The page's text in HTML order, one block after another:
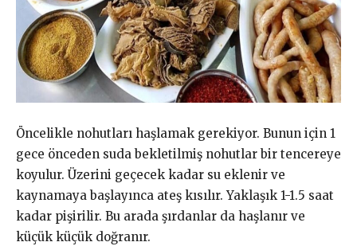
Öncelikle nohutları haşlamak gerekiyor. Bunun için 1
gece önceden suda bekletilmiş nohutlar bir tencereye
koyulur. Üzerini geçecek kadar su eklenir ve
kaynamaya başlayınca ateş kısılır. Yaklaşık 1-1.5 saat
kadar pişirilir. Bu arada şırdanlar da haşlanır ve
küçük küçük doğranır.